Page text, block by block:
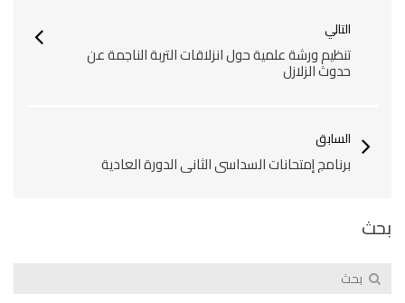
التالي
تنظيم ورشة علمية حول انزلاقات التربة الناجمة عن
حدوث الزلازل
السابق
برنامج إمتحانات السداسي الثاني الدورة العادية
بحث